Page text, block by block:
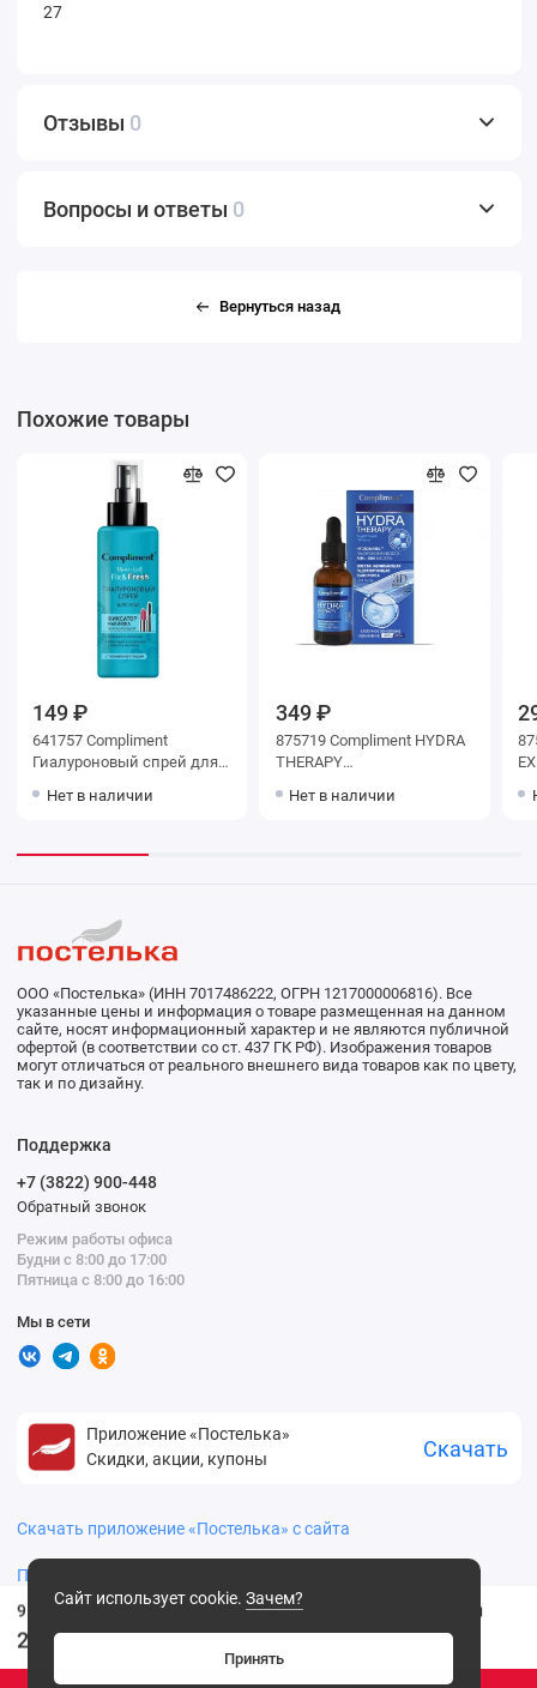
910309 Compliment Сыворотка-концентрат Caffeine, 27мл
299 .00 ₽
27
Отзывы 0
Вопросы и ответы 0
Вернуться назад
Похожие товары
149 ₽
641757 Compliment
Гиалуроновый спрей для
увлажняющий, 110мл
Нет в наличии
349 ₽
875719 Compliment HYDRA
THERAPY
гидратирующая
Нет в наличии
Сайт использует cookie. Зачем?
Принять
ООО «Постелька» (ИНН 7017486222, ОГРН 1217000006816). Все
указанные цены и информация о товаре размещенная на данном
сайте, носят информационный характер и не являются публичной
офертой (в соответствии со ст. 437 ГК РФ). Изображения товаров
могут отличаться от реального внешнего вида товаров как по цвету,
так и по дизайну.
Поддержка
+7 (3822) 900-448
Обратный звонок
Режим работы офиса
Будни с 8:00 до 17:00
Пятница с 8:00 до 16:00
Мы в сети
Приложение «Постелька»
Скидки, акции, купоны
Скачать
Скачать приложение «Постелька» с сайта
Политика конфиденциальности